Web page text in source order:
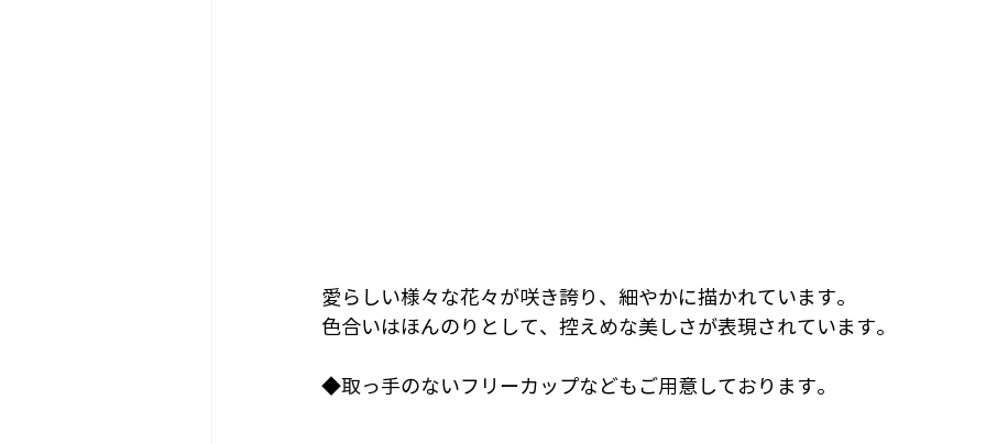
愛らしい様々な花々が咲き誇り、細やかに描かれています。
色合いはほんのりとして、控えめな美しさが表現されています。
◆取っ手のないフリーカップなどもご用意しております。